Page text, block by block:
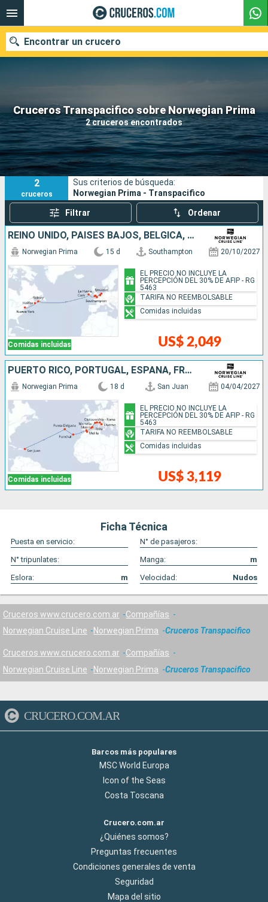
Cruceros Transpacifico sobre Norwegian Prima
2 cruceros encontrados
Encontrar un crucero
Nuestros destinos
Fecha de salida
Puertos Compañías
Buscar
2
cruceros
Sus criterios de búsqueda:
Norwegian Prima - Transpacifico
Filtrar Ordenar
REINO UNIDO, PAISES BAJOS, BÉLGICA, FRANCIA, IRLANDA, CANADÁ, ESTADOS UNIDOS
Comidas incluidas
Norwegian Prima 15 d Southampton 20/10/2027
US$ 2,049
EL PRECIO NO INCLUYE LA
PERCEPCIÓN DEL 30% DE AFIP - RG
5463
TARIFA NO REEMBOLSABLE
Comidas incluidas
PUERTO RICO, PORTUGAL, ESPAÑA, FRANCIA, ITALIA
Comidas incluidas
Norwegian Prima 18 d San Juan 04/04/2027
US$ 3,119
EL PRECIO NO INCLUYE LA
PERCEPCIÓN DEL 30% DE AFIP - RG
5463
TARIFA NO REEMBOLSABLE
Comidas incluidas
Ficha Técnica
Puesta en servicio:
N° de pasajeros:
N° tripunlates:
Manga:
m
Eslora:
m Velocidad: Nudos
Cruceros www.crucero.com.ar
Compañías
Norwegian Cruise Line
Norwegian Prima Cruceros Transpacifico
Cruceros www.crucero.com.ar
Compañías
Norwegian Cruise Line
Norwegian Prima Cruceros Transpacifico
CRUCERO.COM.AR
Barcos más populares
MSC World Europa
Icon of the Seas
Costa Toscana
Crucero.com.ar
¿Quiénes somos?
Preguntas frecuentes
Condiciones generales de venta
Seguridad
Mapa del sitio